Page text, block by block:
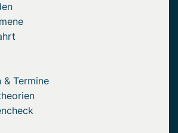
& Termine